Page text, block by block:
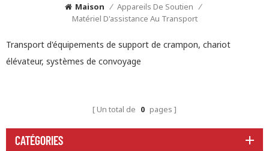
Maison / Appareils De Soutien /
Matériel D'assistance Au Transport
Transport d'équipements de support de crampon, chariot
élévateur, systèmes de convoyage
Un total de 0 pages
CATÉGORIES